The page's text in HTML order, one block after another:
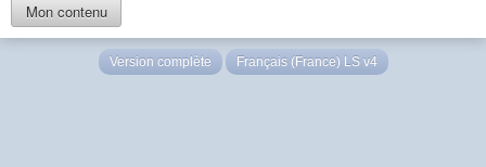
Mon contenu
Version complète Français (France) LS v4